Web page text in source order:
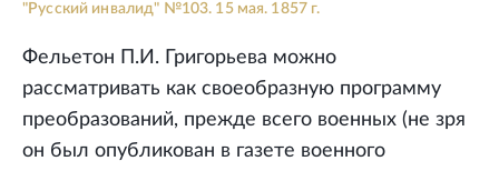
"Русский инвалид" №103. 15 мая. 1857 г.
Фельетон П.И. Григорьева можно
рассматривать как своеобразную программу
преобразований, прежде всего военных (не зря
он был опубликован в газете военного